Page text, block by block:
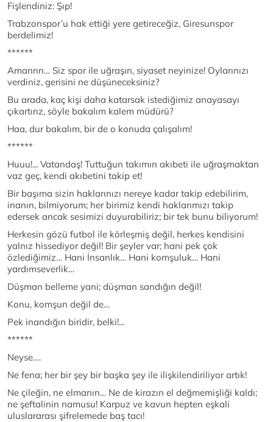
Fişlendiniz: Şıp!
Trabzonspor’u hak ettiği yere getireceğiz, Giresunspor
berdelimiz!
******
Amannn… Siz spor ile uğraşın, siyaset neyinize! Oylarınızı
verdiniz, gerisini ne düşüneceksiniz?
Bu arada, kaç kişi daha katarsak istediğimiz anayasayı
çıkartırız, söyle bakalım kalem müdürü?
Haa, dur bakalım, bir de o konuda çalışalım!
******
Huuu!... Vatandaş! Tuttuğun takımın akıbeti ile uğraşmaktan
vaz geç, kendi akıbetini takip et!
Bir başıma sizin haklarınızı nereye kadar takip edebilirim,
inanın, bilmiyorum; her birimiz kendi haklarımızı takip
edersek ancak sesimizi duyurabiliriz; bir tek bunu biliyorum!
Herkesin gözü futbol ile körleşmiş değil, herkes kendisini
yalnız hissediyor değil! Bir şeyler var; hani pek çok
özlediğimiz… Hani İnsanlık… Hani komşuluk… Hani
yardımseverlik…
Düşman belleme yani; düşman sandığın değil!
Konu, komşun değil de…
Pek inandığın biridir, belki!...
******
Neyse….
Ne fena; her bir şey bir başka şey ile ilişkilendiriliyor artık!
Ne çileğin, ne elmanın… Ne de kirazın el değmemişliği kaldı;
ne şeftalinin namusu! Karpuz ve kavun hepten eşkali
uluslararası şifrelemede baş tacı!